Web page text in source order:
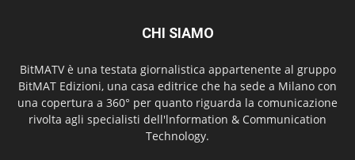
CHI SIAMO
BitMATV è una testata giornalistica appartenente al gruppo
BitMAT Edizioni, una casa editrice che ha sede a Milano con
una copertura a 360° per quanto riguarda la comunicazione
rivolta agli specialisti dell'lnformation & Communication
Technology.